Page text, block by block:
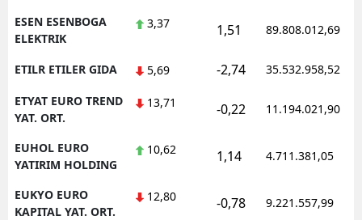
ESEN ESENBOGA
ELEKTRIK
3,37 1,51 89.808.012,69
ETILR ETILER GIDA 5,69 -2,74 35.532.958,52
ETYAT EURO TREND
YAT. ORT.
13,71 -0,22 11.194.021,90
EUHOL EURO
YATIRIM HOLDING
10,62 1,14 4.711.381,05
EUKYO EURO
KAPITAL YAT. ORT.
12,80 -0,78 9.221.557,99